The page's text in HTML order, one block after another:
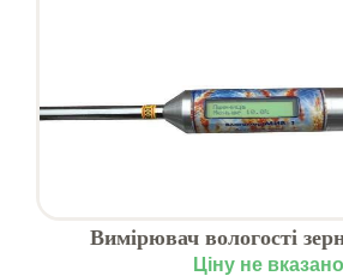
Вимірювач вологості
Ціну не вказано